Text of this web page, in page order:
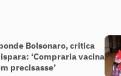
Bolsonaro, critica
‘Compraria vacina
precisasse’